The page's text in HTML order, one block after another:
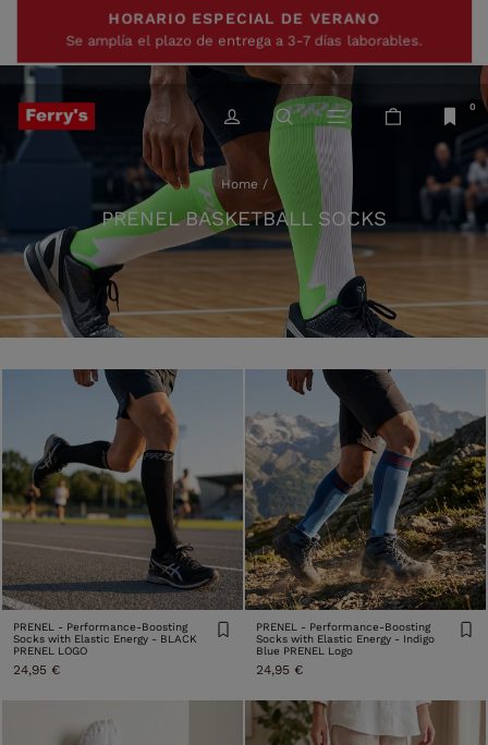
LOG INSEARCHSITE CART 0
HORARIO ESPECIAL DE VERANO
Se amplía el plazo de entrega a 3-7 días laborables.
Home /
PRENEL BASKETBALL SOCKS
PRENEL - Performance-Boosting
Socks with Elastic Energy - BLACK
PRENEL LOGO
24,95 €
PRENEL - Performance-Boosting
Socks with Elastic Energy - Indigo
Blue PRENEL Logo
24,95 €